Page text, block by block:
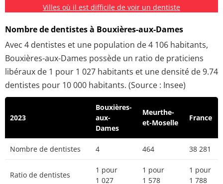
Villes où il est difficile de voir un dentiste
Nombre de dentistes à Bouxières-aux-Dames
Avec 4 dentistes et une population de 4 106 habitants,
Bouxières-aux-Dames possède un ratio de praticiens
libéraux de 1 pour 1 027 habitants et une densité de 9.74
dentistes pour 10 000 habitants. (Source : Insee)
2023
Bouxières-
aux-
Dames
Meurthe-
et-Moselle
France
Nombre de dentistes 4 464 38 281
Ratio de dentistes
1 pour
1 027
1 pour
1 578
1 pour
1 788